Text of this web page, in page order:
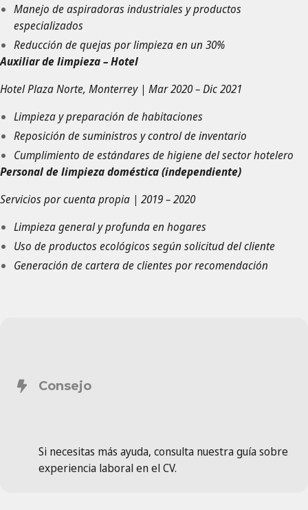
Manejo de aspiradoras industriales y productos
especializados
Reducción de quejas por limpieza en un 30%
Auxiliar de limpieza – Hotel
Hotel Plaza Norte, Monterrey | Mar 2020 – Dic 2021
Limpieza y preparación de habitaciones
Reposición de suministros y control de inventario
Cumplimiento de estándares de higiene del sector hotelero
Personal de limpieza doméstica (independiente)
Servicios por cuenta propia | 2019 – 2020
Limpieza general y profunda en hogares
Uso de productos ecológicos según solicitud del cliente
Generación de cartera de clientes por recomendación
Consejo
Si necesitas más ayuda, consulta nuestra guía sobre
experiencia laboral en el CV.